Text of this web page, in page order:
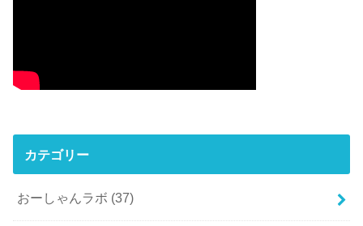
カテゴリー
おーしゃんラボ (37)